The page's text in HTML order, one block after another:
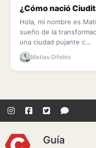
¿Cómo nació
Hola, mi nombre es
sueño de la
una ciudad pujante c...
Matias Difabio
Guía